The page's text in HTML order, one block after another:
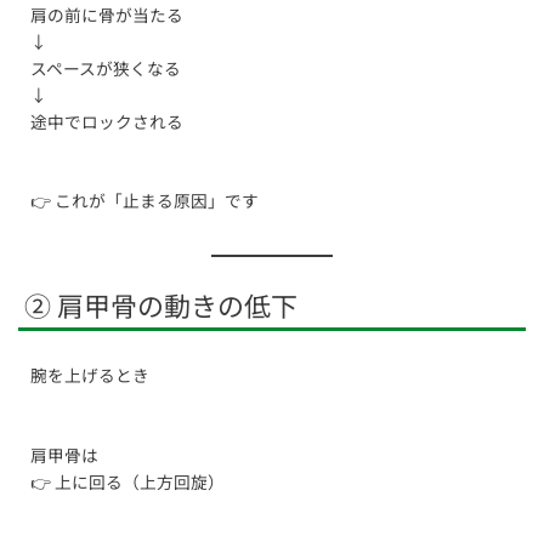
肩の前に骨が当たる
↓
スペースが狭くなる
↓
途中でロックされる
👉 これが「止まる原因」です
② 肩甲骨の動きの低下
腕を上げるとき
肩甲骨は
👉 上に回る（上方回旋）